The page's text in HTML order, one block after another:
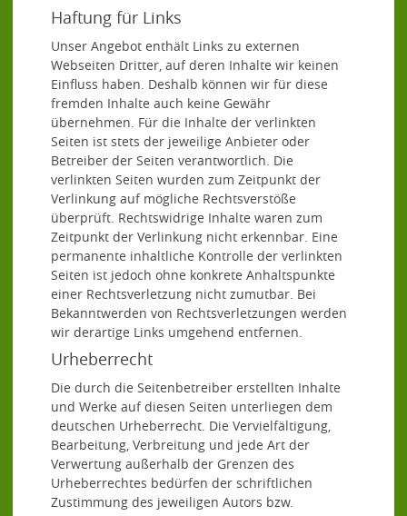
Haftung für Links
Unser Angebot enthält Links zu externen
Webseiten Dritter, auf deren Inhalte wir keinen
Einfluss haben. Deshalb können wir für diese
fremden Inhalte auch keine Gewähr
übernehmen. Für die Inhalte der verlinkten
Seiten ist stets der jeweilige Anbieter oder
Betreiber der Seiten verantwortlich. Die
verlinkten Seiten wurden zum Zeitpunkt der
Verlinkung auf mögliche Rechtsverstöße
überprüft. Rechtswidrige Inhalte waren zum
Zeitpunkt der Verlinkung nicht erkennbar. Eine
permanente inhaltliche Kontrolle der verlinkten
Seiten ist jedoch ohne konkrete Anhaltspunkte
einer Rechtsverletzung nicht zumutbar. Bei
Bekanntwerden von Rechtsverletzungen werden
wir derartige Links umgehend entfernen.
Urheberrecht
Die durch die Seitenbetreiber erstellten Inhalte
und Werke auf diesen Seiten unterliegen dem
deutschen Urheberrecht. Die Vervielfältigung,
Bearbeitung, Verbreitung und jede Art der
Verwertung außerhalb der Grenzen des
Urheberrechtes bedürfen der schriftlichen
Zustimmung des jeweiligen Autors bzw.